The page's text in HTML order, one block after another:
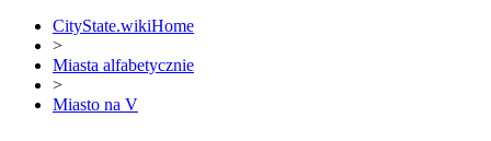
CityState.wikiHome
>
Miasta alfabetycznie
>
Miasto na V